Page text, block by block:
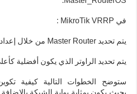
في MikroTik VRRP :
يتم تحديد Master Router من خلال إعداد الأولوية
يتم تحديد الراوتر الذي يكون أفضلية
بحيث يكون بمثابة بوابة الشبكة